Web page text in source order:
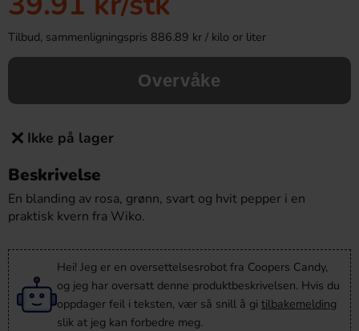
Tilbud, sammenligningspris 886.89 kr / kilo or liter
Overvåke
Ikke på lager
Beskrivelse
En blanding av rosa, grønn, svart og hvit pepper i en
praktisk kvern fra Wiko.
Hei! Jeg er en oversettelsesrobot fra Coopers Candy,
og jeg har oversatt denne produktbeskrivelsen. Hvis du
oppdager feil i teksten, vær så snill å gi tilbakemelding
slik at jeg kan forbedre meg.